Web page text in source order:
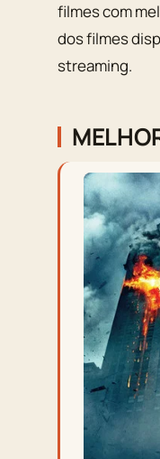
filmes com
dos filmes
streaming.